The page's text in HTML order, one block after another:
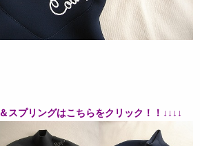
スプリングはこちらをクリック！！↓↓↓↓